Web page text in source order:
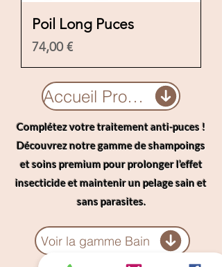
Poil Long Puces
Preis
74,00 €
Accueil Protocoles
Complétez votre traitement anti-puces !
Découvrez notre gamme de shampoings
et soins premium pour prolonger l’effet
insecticide et maintenir un pelage sain et
sans parasites.
Voir la gamme Bain